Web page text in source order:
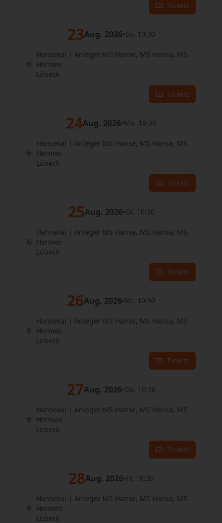
Tickets
23Aug. 2026•So. 10:30
Hansekai | Anleger MS Hanse, MS Hansa, MS
Hermes
Lübeck
Tickets
24Aug. 2026•Mo. 10:30
Hansekai | Anleger MS Hanse, MS Hansa, MS
Hermes
Lübeck
Tickets
25Aug. 2026•Di. 10:30
Hansekai | Anleger MS Hanse, MS Hansa, MS
Hermes
Lübeck
Tickets
26Aug. 2026•Mi. 10:30
Hansekai | Anleger MS Hanse, MS Hansa, MS
Hermes
Lübeck
Tickets
27Aug. 2026•Do. 10:30
Hansekai | Anleger MS Hanse, MS Hansa, MS
Hermes
Lübeck
Tickets
28Aug. 2026•Fr. 10:30
Hansekai | Anleger MS Hanse, MS Hansa, MS
Hermes
Lübeck